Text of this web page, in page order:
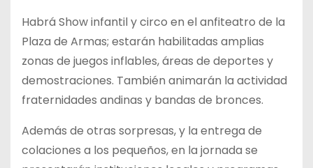
Habrá Show infantil y circo en el anfiteatro de la
Plaza de Armas; estarán habilitadas amplias
zonas de juegos inflables, áreas de deportes y
demostraciones. También animarán la actividad
fraternidades andinas y bandas de bronces.
Además de otras sorpresas, y la entrega de
colaciones a los pequeños, en la jornada se